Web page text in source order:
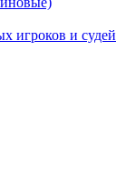
игроков и судей